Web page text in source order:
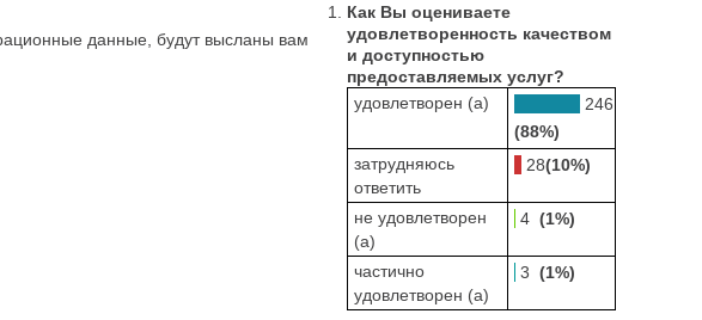
данные, будут высланы вам
Как Вы оцениваете
удовлетворенность качеством
и доступностью
предоставляемых услуг?
удовлетворен (а)
246
(88%)
затрудняюсь
ответить
28(10%)
не удовлетворен
(а)
4 (1%)
частично
удовлетворен (а)
3 (1%)